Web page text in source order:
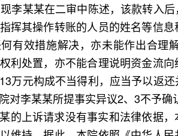
李某某在二审中陈述，该款转入
挥其操作转账的人员的姓名等信
有效措施解决，亦未能作出合理
利处置，亦不能合理说明资金流
万元构成不当得利，应当予以返
对李某某所提事实异议2、3不予确
上诉请求没有事实和法律依据，